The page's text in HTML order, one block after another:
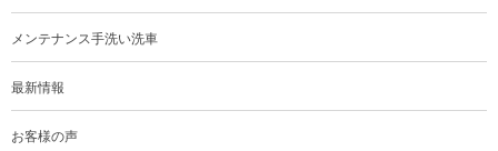
メンテナンス手洗い洗車
最新情報
お客様の声